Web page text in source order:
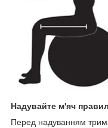
Надувайте м'яч
Перед надуванням